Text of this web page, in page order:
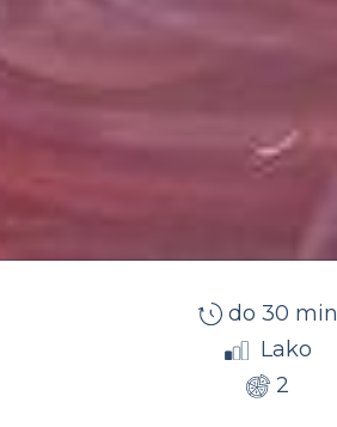
do 30 min
Lako
2